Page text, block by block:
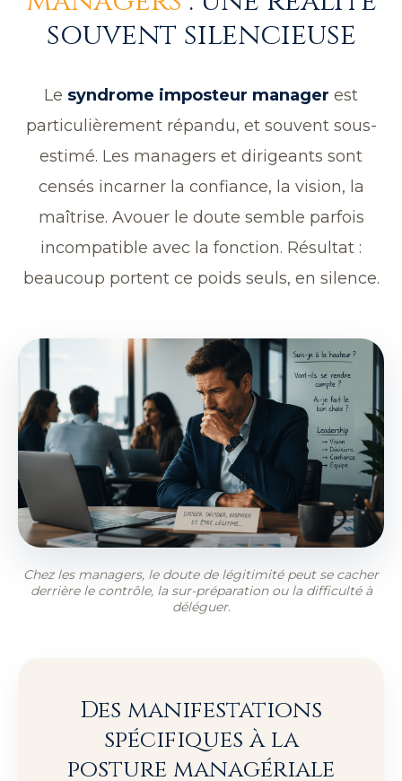
souvent silencieuse
Le syndrome imposteur manager est
particulièrement répandu, et souvent sous-
estimé. Les managers et dirigeants sont
censés incarner la confiance, la vision, la
maîtrise. Avouer le doute semble parfois
incompatible avec la fonction. Résultat :
beaucoup portent ce poids seuls, en silence.
Chez les managers, le doute de légitimité peut se cacher
derrière le contrôle, la sur-préparation ou la difficulté à
déléguer.
Des manifestations
spécifiques à la
posture managériale